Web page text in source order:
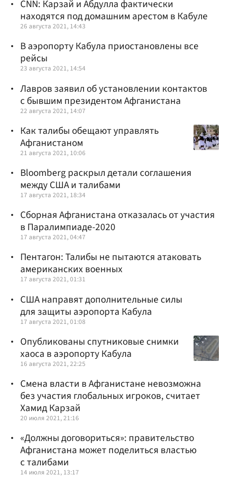
CNN: Карзай и Абдулла фактически
находятся под домашним арестом в Кабуле
26 августа 2021, 14:43
В аэропорту Кабула приостановлены все
рейсы
23 августа 2021, 14:54
Лавров заявил об установлении контактов
с бывшим президентом Афганистана
22 августа 2021, 14:07
Как талибы обещают управлять
Афганистаном
21 августа 2021, 10:06
Bloomberg раскрыл детали соглашения
между США и талибами
17 августа 2021, 18:34
Сборная Афганистана отказалась от участия
в Паралимпиаде-2020
17 августа 2021, 04:47
Пентагон: Талибы не пытаются атаковать
американских военных
17 августа 2021, 01:31
США направят дополнительные силы
для защиты аэропорта Кабула
17 августа 2021, 01:08
Опубликованы спутниковые снимки
хаоса в аэропорту Кабула
16 августа 2021, 22:25
Смена власти в Афганистане невозможна
без участия глобальных игроков, считает
Хамид Карзай
20 июля 2021, 21:16
«Должны договориться»: правительство
Афганистана может поделиться властью
с талибами
14 июля 2021, 13:17